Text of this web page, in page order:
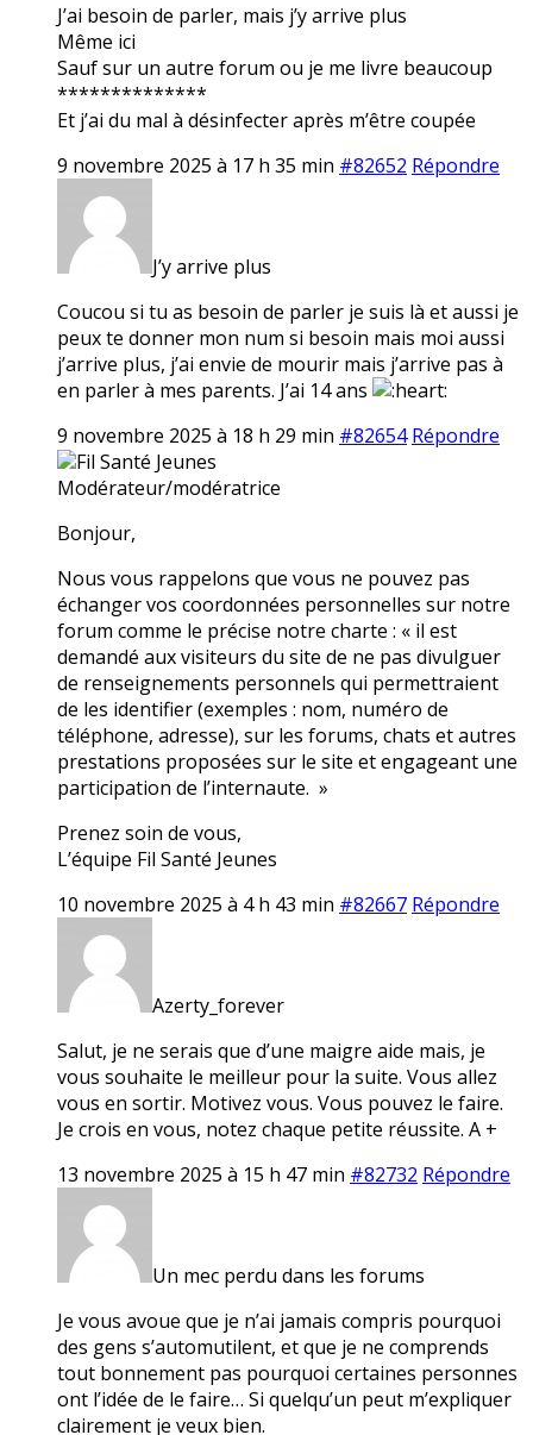
J’ai besoin de parler, mais j’y arrive plus
Même ici
Sauf sur un autre forum ou je me livre beaucoup
**************
Et j’ai du mal à désinfecter après m’être coupée
9 novembre 2025 à 17 h 35 min #82652 Répondre
J’y arrive plus
Coucou si tu as besoin de parler je suis là et aussi je
peux te donner mon num si besoin mais moi aussi
j’arrive plus, j’ai envie de mourir mais j’arrive pas à
en parler à mes parents. J’ai 14 ans
9 novembre 2025 à 18 h 29 min #82654 Répondre
Fil Santé Jeunes
Modérateur/modératrice
Bonjour,
Nous vous rappelons que vous ne pouvez pas
échanger vos coordonnées personnelles sur notre
forum comme le précise notre charte : « il est
demandé aux visiteurs du site de ne pas divulguer
de renseignements personnels qui permettraient
de les identifier (exemples : nom, numéro de
téléphone, adresse), sur les forums, chats et autres
prestations proposées sur le site et engageant une
participation de l’internaute. »
Prenez soin de vous,
L’équipe Fil Santé Jeunes
10 novembre 2025 à 4 h 43 min #82667 Répondre
Azerty_forever
Salut, je ne serais que d’une maigre aide mais, je
vous souhaite le meilleur pour la suite. Vous allez
vous en sortir. Motivez vous. Vous pouvez le faire.
Je crois en vous, notez chaque petite réussite. A +
13 novembre 2025 à 15 h 47 min #82732 Répondre
Un mec perdu dans les forums
Je vous avoue que je n’ai jamais compris pourquoi
des gens s’automutilent, et que je ne comprends
tout bonnement pas pourquoi certaines personnes
ont l’idée de le faire… Si quelqu’un peut m’expliquer
clairement je veux bien.